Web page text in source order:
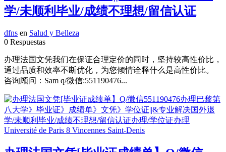
学/未顺利毕业/成绩不理想/留信认证
dfns en Salud y Belleza
0 Respuestas
办理法国文凭我们在保证合理定价的同时，坚持较高性价比，
通过品质和效率不断优化，为您倾情诠释什么是高性价比。
咨询顾问：Sam q/微信:551190476...